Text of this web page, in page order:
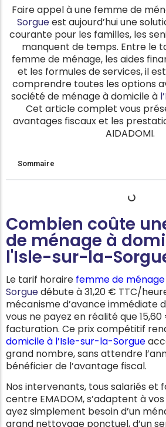
Faire appel à une femme de
Sorgueest aujourd’hui une
courante pour les familles, les
manquent de temps. Entre le
femme de ménage, les aides
et les formules de services, il
comprendre toutes les options
société de ménage à domicile à
Cet article complet vous
avantages fiscaux et les
AIDADOMI.
Sommaire
Combien coûte
de ménage à
l'Isle-sur-la-
Le tarif horaire femme de ménage
Sorguedébute à 31,20 € TTC/
mécanisme d’avance immédiate
vous ne payez en réalité que
facturation. Ce prix compétitif
domicile à l’Isle-sur-la-Sorgue
grand nombre, sans attendre
bénéficier de l’avantage fiscal.
Nos intervenants, tous salariés et
centre EMADOM, s’adaptent à
ayez simplement besoin d’un
grand nettoyage ponctuel, d’un